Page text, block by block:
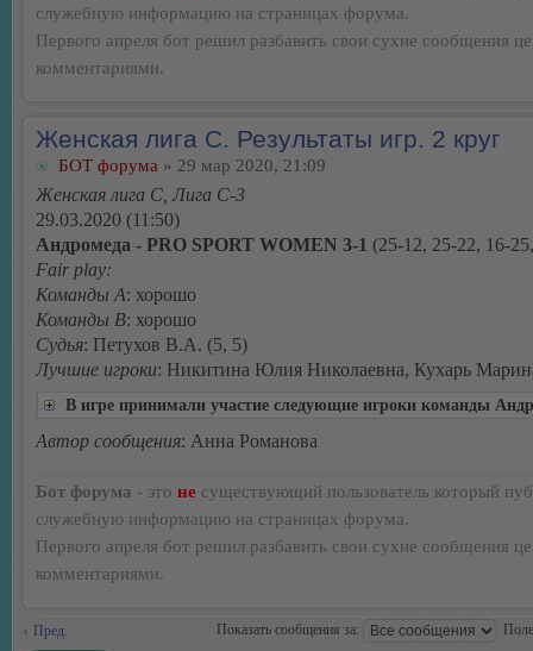
служебную информацию на страницах форума.
Первого апреля бот решил разбавить свои сухие сообщения
комментариями.
Женская лига С. Результаты игр. 2 круг
БОТ форума » 29 мар 2020, 21:09
Женская лига С, Лига С-3
29.03.2020 (11:50)
Андромеда - PRO SPORT WOMEN 3-1 (25-12, 25-22, 16-
Fair play:
Команды А: хорошо
Команды В: хорошо
Судья: Петухов В.А. (5, 5)
Лучшие игроки: Никитина Юлия Николаевна, Кухарь
В игре принимали участие следующие игроки команды
Автор сообщения: Анна Романова
Бот форума - это не существующий пользователь который
служебную информацию на страницах форума.
Первого апреля бот решил разбавить свои сухие сообщения
комментариями.
Пред. Показать сообщения за: